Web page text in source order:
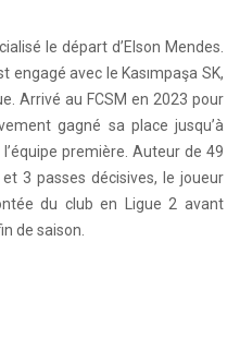
le départ d’Elson Mendes.
engagé avec le Kasımpaşa SK,
Arrivé au FCSM en 2023 pour
gagné sa place jusqu’à
première. Auteur de 49
3 passes décisives, le joueur
du club en Ligue 2 avant
de saison.